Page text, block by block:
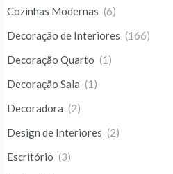
Cozinhas Modernas (6)
Decoração de Interiores (166)
Decoração Quarto (1)
Decoração Sala (1)
Decoradora (2)
Design de Interiores (2)
Escritório (3)